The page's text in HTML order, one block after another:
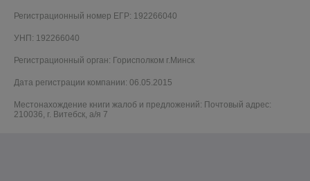
Регистрационный номер ЕГР: 192266040
УНП: 192266040
Регистрационный орган: Горисполком г.Минск
Дата регистрации компании: 06.05.2015
Местонахождение книги жалоб и предложений: Почтовый адрес:
210036, г. Витебск, а/я 7